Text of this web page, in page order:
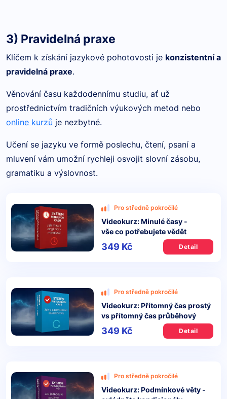
3) Pravidelná praxe
Klíčem k získání jazykové pohotovosti je konzistentní a
pravidelná praxe.
Věnování času každodennímu studiu, ať už
prostřednictvím tradičních výukových metod nebo
online kurzů je nezbytné.
Učení se jazyku ve formě poslechu, čtení, psaní a
mluvení vám umožní rychleji osvojit slovní zásobu,
gramatiku a výslovnost.
Pro středně pokročilé
Videokurz: Minulé časy -
vše co potřebujete vědět
349 Kč Detail
Pro středně pokročilé
Videokurz: Přítomný čas prostý
vs přítomný čas průběhový
349 Kč Detail
Pro středně pokročilé
Videokurz: Podmínkové věty -